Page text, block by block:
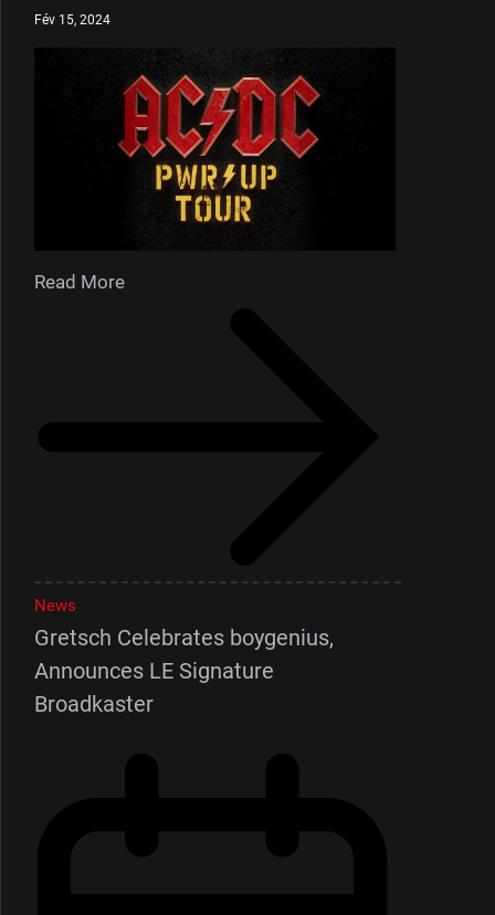
Fév 15, 2024
Read More
News
Gretsch Celebrates boygenius,
Announces LE Signature
Broadkaster